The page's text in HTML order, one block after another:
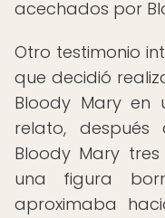
acechados por
Otro testimonio
que decidió
Bloody Mary en
relato,
Bloody Mary
una figura
aproximaba